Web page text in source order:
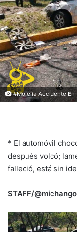
#Morelia Accidente En
* El automóvil
después volcó;
falleció, está sin
STAFF/